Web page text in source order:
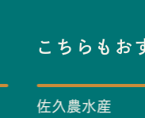
こちらもお
佐久農水産